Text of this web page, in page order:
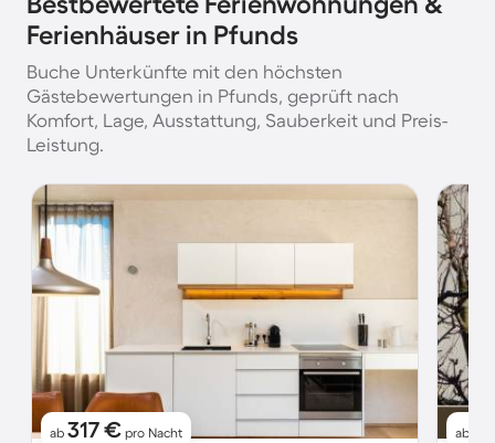
Ferienhäuser in Pfunds
Buche Unterkünfte mit den höchsten
Gästebewertungen in Pfunds, geprüft nach
Komfort, Lage, Ausstattung, Sauberkeit und Preis-
Leistung.
ab 317 € pro Nacht ab